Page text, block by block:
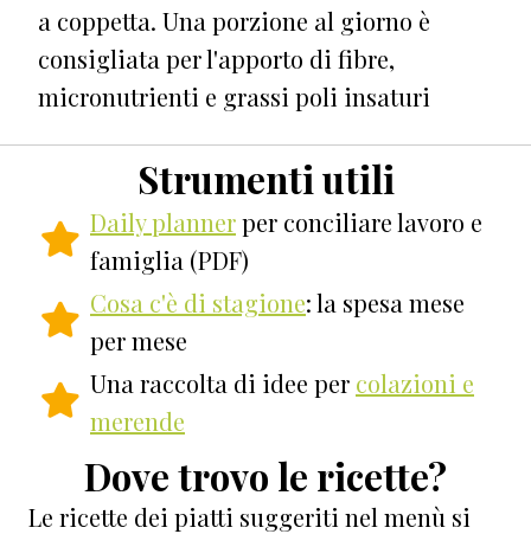
a coppetta. Una porzione al giorno è
consigliata per l'apporto di fibre,
micronutrienti e grassi poli insaturi
Strumenti utili
Daily plannerper conciliare lavoro e
famiglia (PDF)
Cosa c'è di stagione: la spesa mese
per mese
Una raccolta di idee per colazioni e
merende
Dove trovo le ricette?
Le ricette dei piatti suggeriti nel menù si